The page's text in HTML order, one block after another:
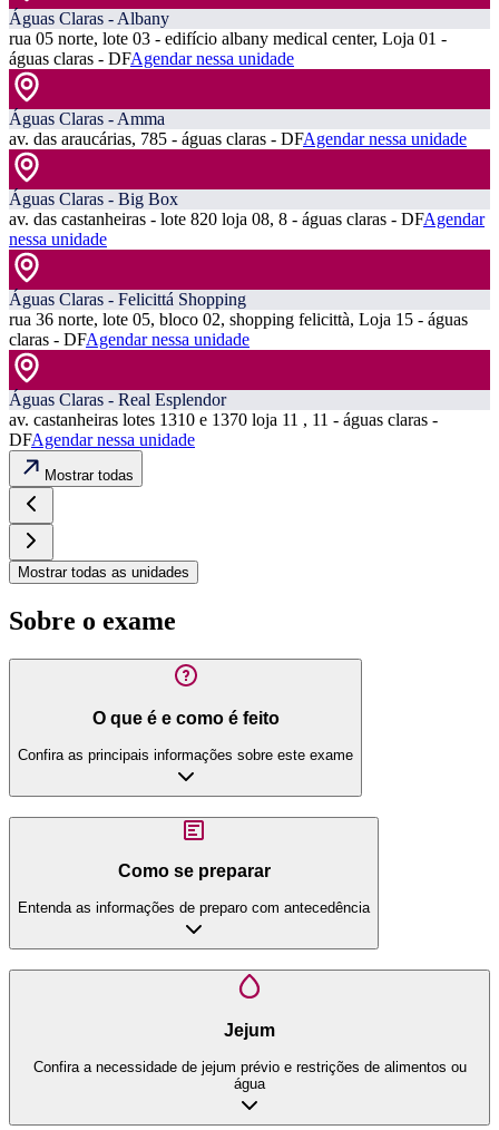
Águas Claras - Albany
rua 05 norte, lote 03 - edifício albany medical center, Loja 01 -
águas claras - DFAgendar nessa unidade
Águas Claras - Amma
av. das araucárias, 785 - águas claras - DFAgendar nessa unidade
Águas Claras - Big Box
av. das castanheiras - lote 820 loja 08, 8 - águas claras - DFAgendar
nessa unidade
Águas Claras - Felicittá Shopping
rua 36 norte, lote 05, bloco 02, shopping felicittà, Loja 15 - águas
claras - DFAgendar nessa unidade
Águas Claras - Real Esplendor
av. castanheiras lotes 1310 e 1370 loja 11 , 11 - águas claras -
DFAgendar nessa unidade
Mostrar todas
Mostrar todas as unidades
Sobre o exame
O que é e como é feito
Confira as principais informações sobre este exame
Como se preparar
Entenda as informações de preparo com antecedência
Jejum
Confira a necessidade de jejum prévio e restrições de alimentos ou
água